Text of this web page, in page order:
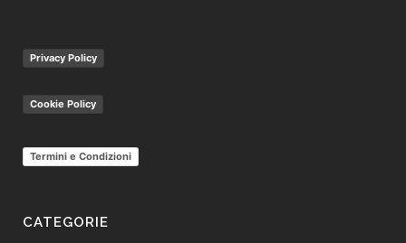
Privacy Policy
Cookie Policy
Termini e Condizioni
CATEGORIE